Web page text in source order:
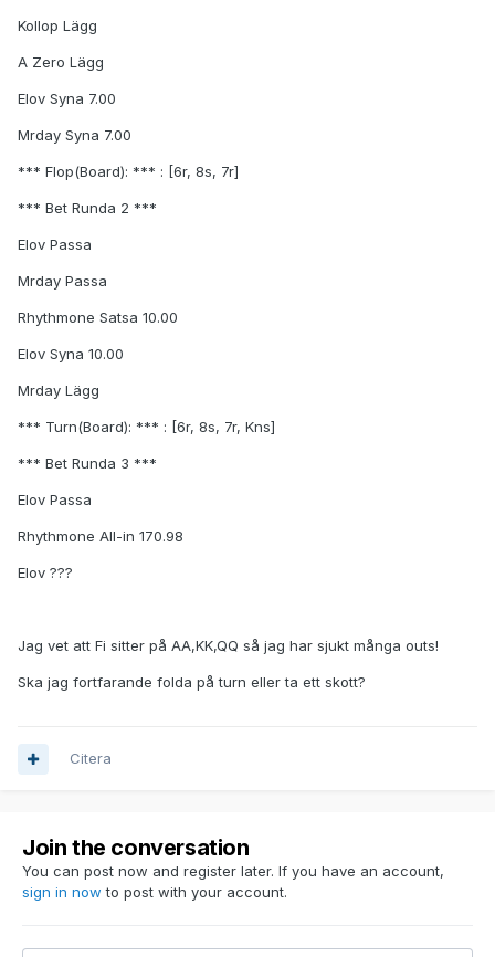
Kollop Lägg
A Zero Lägg
Elov Syna 7.00
Mrday Syna 7.00
*** Flop(Board): *** : [6r, 8s, 7r]
*** Bet Runda 2 ***
Elov Passa
Mrday Passa
Rhythmone Satsa 10.00
Elov Syna 10.00
Mrday Lägg
*** Turn(Board): *** : [6r, 8s, 7r, Kns]
*** Bet Runda 3 ***
Elov Passa
Rhythmone All-in 170.98
Elov ???
Jag vet att Fi sitter på AA,KK,QQ så jag har sjukt många outs!
Ska jag fortfarande folda på turn eller ta ett skott?
Citera
Join the conversation
You can post now and register later. If you have an account,
sign in now to post with your account.